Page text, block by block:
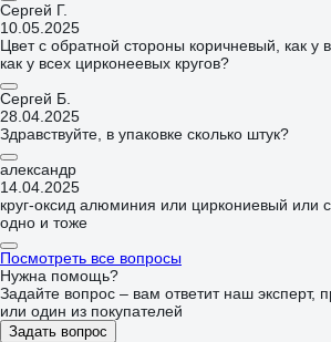
Сергей Г.
10.05.2025
Цвет с обратной стороны коричневый, как у
как у всех цирконеевых кругов?
Сергей Б.
28.04.2025
Здравствуйте, в упаковке сколько штук?
александр
14.04.2025
круг-оксид алюминия или циркониевый или
одно и тоже
Посмотреть все вопросы
Нужна помощь?
Задайте вопрос – вам ответит наш эксперт,
или один из покупателей
Задать вопрос